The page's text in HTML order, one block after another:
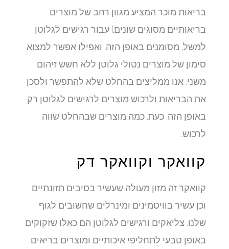
בריאות מוכר המציע מגוון רחב של מוצרים
בריאותיים מסוגים שונים) עבור רגישים לגלוטן
למשל, מסומנים באופן הזה, ואפילו אפשר למצוא
סימון של מוצרים נטולי גלוטן ללא חשש זיהום
משני. אנו ממליצים בהחלט שלא להתפשר ולסכן
את הבריאות ולרכוש מוצרים לרגישים לגלוטן רק
באופן הזה. כעת, כמה מוצרים שבהחלט שווה
לרכוש.
קוואקר וקוואקר דק
קוואקר זה מזון מעולה שעשיר בסיבים תזונתיים
וכן עשיר בוויטמינים ומינרלים שחשובים לגוף
שלנו. צליאקים ורגישים לגלוטן הם כאלו שזקוקים
באופן טבעי לתחליפי איכותיים ומוצרים בריאים